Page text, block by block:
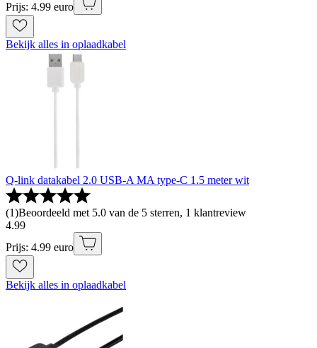
Prijs: 4.99 euro
Bekijk alles in oplaadkabel
Q-link datakabel 2.0 USB-A MA type-C 1.5 meter wit
(1)Beoordeeld met 5.0 van de 5 sterren, 1 klantreview
4.99
Prijs: 4.99 euro
Bekijk alles in oplaadkabel